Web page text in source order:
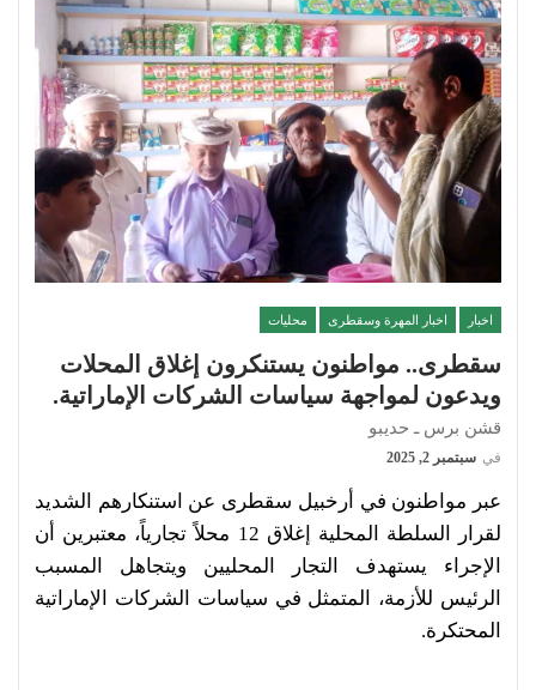
اخبار اخبار المهرة وسقطرى محليات
سقطرى.. مواطنون يستنكرون إغلاق المحلات
ويدعون لمواجهة سياسات الشركات الإماراتية.
قشن برس ـ حديبو
في سبتمبر 2, 2025
عبر مواطنون في أرخبيل سقطرى عن استنكارهم الشديد
لقرار السلطة المحلية إغلاق 12 محلاً تجارياً، معتبرين أن
الإجراء يستهدف التجار المحليين ويتجاهل المسبب
الرئيس للأزمة، المتمثل في سياسات الشركات الإماراتية
المحتكرة.